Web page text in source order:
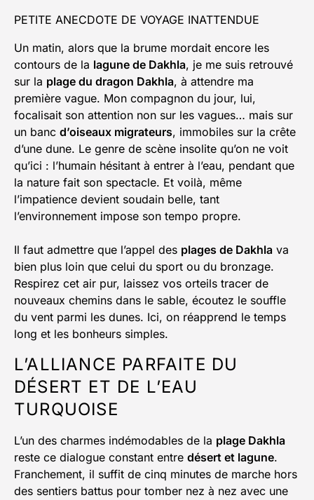
PETITE ANECDOTE DE VOYAGE INATTENDUE
Un matin, alors que la brume mordait encore les
contours de la lagune de Dakhla, je me suis retrouvé
sur la plage du dragon Dakhla, à attendre ma
première vague. Mon compagnon du jour, lui,
focalisait son attention non sur les vagues… mais sur
un banc d’oiseaux migrateurs, immobiles sur la crête
d’une dune. Le genre de scène insolite qu’on ne voit
qu’ici : l’humain hésitant à entrer à l’eau, pendant que
la nature fait son spectacle. Et voilà, même
l’impatience devient soudain belle, tant
l’environnement impose son tempo propre.
Il faut admettre que l’appel des plages de Dakhla va
bien plus loin que celui du sport ou du bronzage.
Respirez cet air pur, laissez vos orteils tracer de
nouveaux chemins dans le sable, écoutez le souffle
du vent parmi les dunes. Ici, on réapprend le temps
long et les bonheurs simples.
L’ALLIANCE PARFAITE DU
DÉSERT ET DE L’EAU
TURQUOISE
L’un des charmes indémodables de la plage Dakhla
reste ce dialogue constant entre désert et lagune.
Franchement, il suffit de cinq minutes de marche hors
des sentiers battus pour tomber nez à nez avec une